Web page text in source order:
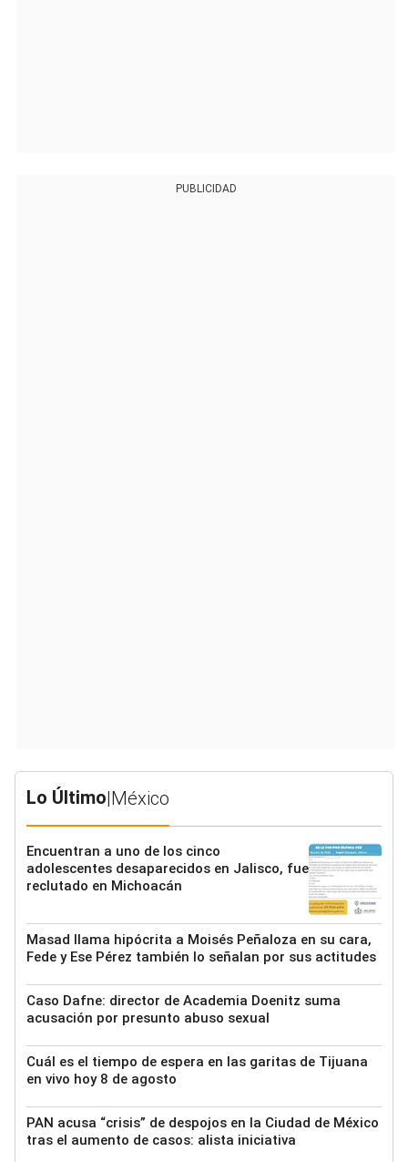
PUBLICIDAD
Lo Último|México
Encuentran a uno de los cinco
adolescentes desaparecidos en Jalisco, fue
reclutado en Michoacán
Masad llama hipócrita a Moisés Peñaloza en su cara,
Fede y Ese Pérez también lo señalan por sus actitudes
Caso Dafne: director de Academia Doenitz suma
acusación por presunto abuso sexual
Cuál es el tiempo de espera en las garitas de Tijuana
en vivo hoy 8 de agosto
PAN acusa “crisis” de despojos en la Ciudad de México
tras el aumento de casos: alista iniciativa